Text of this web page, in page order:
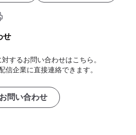
せ
するお問い合わせはこちら。
信企業に直接連絡できます。
お問い合わせ